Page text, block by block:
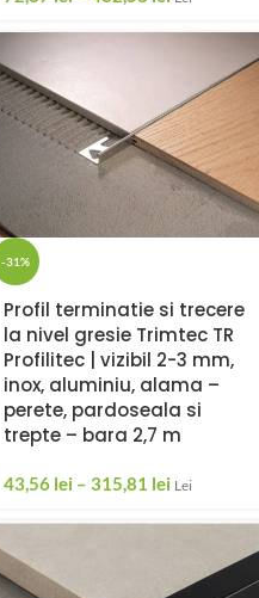
-31%
Profil terminatie si trecere
la nivel gresie Trimtec TR
Profilitec | vizibil 2-3 mm,
inox, aluminiu, alama –
perete, pardoseala si
trepte – bara 2,7 m
43,56 lei – 315,81 lei Lei